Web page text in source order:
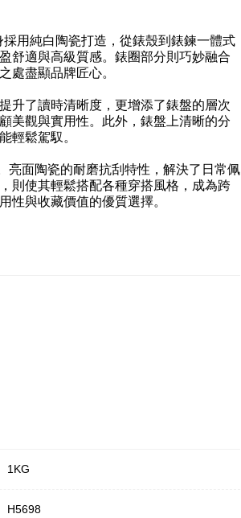
用純白陶瓷打造，從錶殼到錶鍊一體式
舒適與高級質感。錶圈部分則巧妙融合
處盡顯品牌匠心。
升了讀時清晰度，更增添了錶盤的層次
美觀與實用性。此外，錶盤上清晰的分
輕鬆駕馭。
亮面陶瓷的耐磨抗刮特性，解決了日常佩
則使其輕鬆搭配各種穿搭風格，成為跨
性與收藏價值的優質選擇。
1KG
H5698